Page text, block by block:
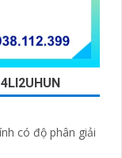
có độ phân giải